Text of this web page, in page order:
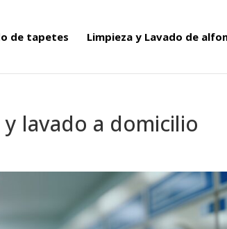
de tapetes Limpieza y Lavado de
lavado a domicilio